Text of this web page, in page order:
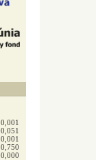
0,001
0,051
0,001
0,750
0,000